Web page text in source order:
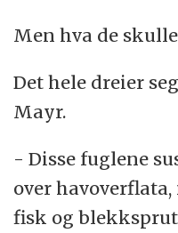
Men hva de
Det hele dreier
Mayr.
- Disse fuglene
over
fisk og